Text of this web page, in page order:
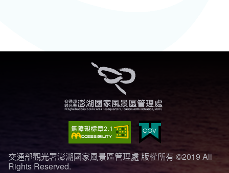
交通部觀光署澎湖國家風景區管理處 版權所有 ©2019 All
Rights Reserved.